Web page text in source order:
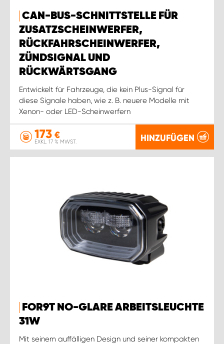
CAN-BUS-SCHNITTSTELLE FÜR
ZUSATZSCHEINWERFER,
RÜCKFAHRSCHEINWERFER,
ZÜNDSIGNAL UND
RÜCKWÄRTSGANG
Entwickelt für Fahrzeuge, die kein Plus-Signal für
diese Signale haben, wie z. B. neuere Modelle mit
Xenon- oder LED-Scheinwerfern
173 €
EXKL. 17 % MWST. HINZUFÜGEN
FOR9T NO-GLARE ARBEITSLEUCHTE
31W
Mit seinem auffälligen Design und seiner kompakten